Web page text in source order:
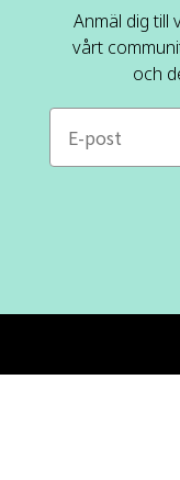
Anmäl dig till
vårt
och
e-mail